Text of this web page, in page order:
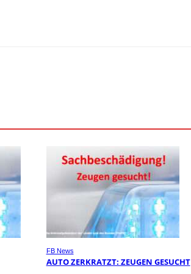
FB News
AUTO ZERKRATZT: ZEUGEN GESUCHT